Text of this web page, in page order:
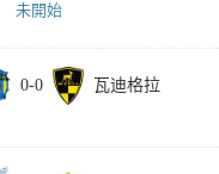
未開始
0-0
瓦迪格拉